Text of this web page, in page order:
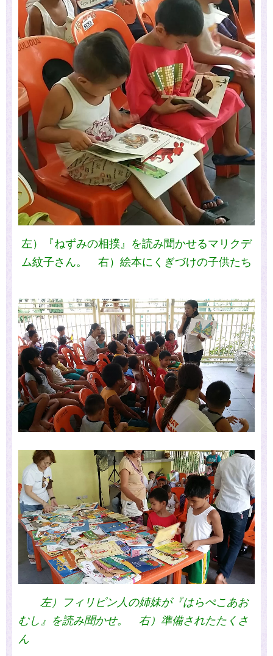
左）『ねずみの相撲』を読み聞かせるマリクデ
ム紋子さん。 右）絵本にくぎづけの子供たち
左）フィリピン人の姉妹が『はらぺこあお
むし』を読み聞かせ。 右）準備されたたくさ
ん